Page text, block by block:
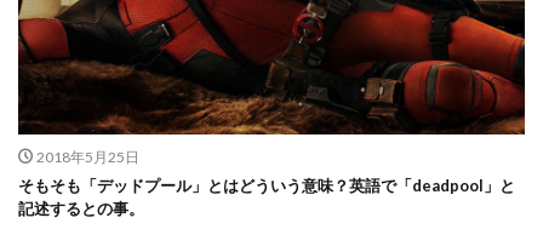
2018年5月25日
そもそも「デッドプール」とはどういう意味？英語で「deadpool」と
記述するとの事。